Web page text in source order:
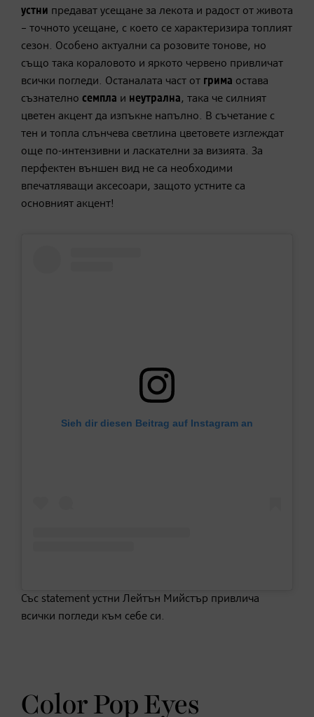
устни предават усещане за лекота и радост от живота
– точното усещане, с което се характеризира топлият
сезон. Особено актуални са розовите тонове, но
също така кораловото и яркото червено привличат
всички погледи. Останалата част от грима остава
съзнателно семпла и неутрална, така че силният
цветен акцент да изпъкне напълно. В съчетание с
тен и топла слънчева светлина цветовете изглеждат
още по-интензивни и ласкателни за визията. За
перфектен външен вид не са необходими
впечатляващи аксесоари, защото устните са
основният акцент!
Sieh dir diesen Beitrag auf Instagram an
Със statement устни Лейтън Мийстър привлича
всички погледи към себе си.
Color Pop Eyes